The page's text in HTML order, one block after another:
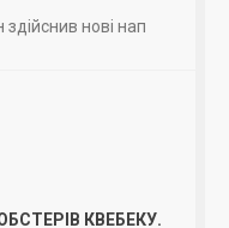
здійснив нові нап
КВЕБЕКУ.